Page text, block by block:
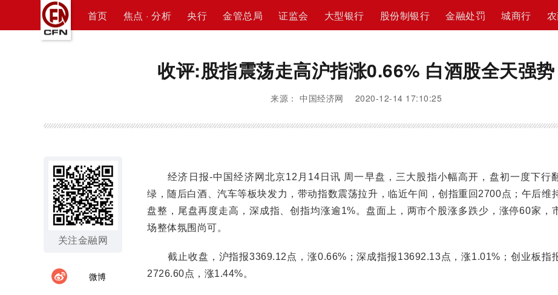
首页 焦点 · 分析 央行 金管总局 证监会 大型银行 股份制银行 金融处罚 城商行
收评:股指震荡走高沪指涨0.66% 白酒股全天强势
来源： 中国经济网 2020-12-14 17:10:25
关注金融网
微博
经济日报-中国经济网北京12月14日讯 周一早盘，三大股指小幅高开，盘初一度下行
绿，随后白酒、汽车等板块发力，带动指数震荡拉升，临近午间，创指重回2700点；午后维
盘整，尾盘再度走高，深成指、创指均涨逾1%。盘面上，两市个股涨多跌少，涨停60家，
场整体氛围尚可。
截止收盘，沪指报3369.12点，涨0.66%；深成指报13692.13点，涨1.01%；创业板指
2726.60点，涨1.44%。